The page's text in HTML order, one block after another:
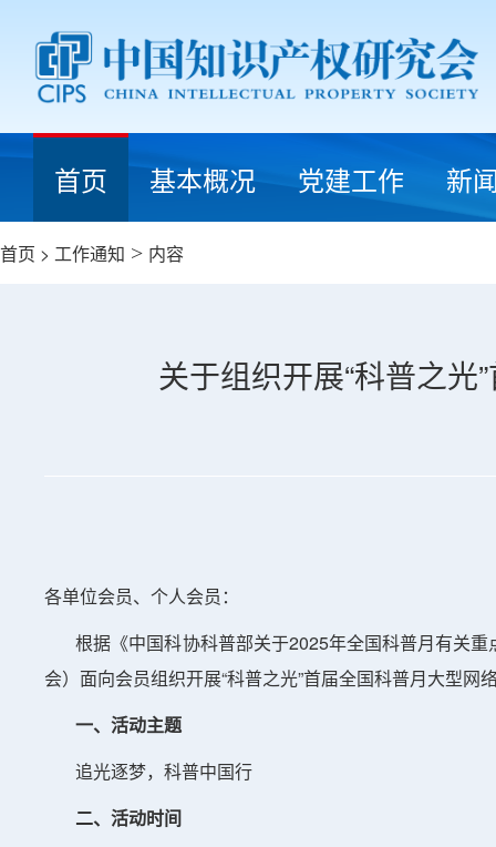
首页 基本概况 党建工作 新
首页 > 工作通知 > 内容
关于组织开展“科普之
各单位会员、个人会员：
根据《中国科协科普部关于2025年全国科普月有关重
会）面向会员组织开展“科普之光”首届全国科普月大型
一、活动主题
追光逐梦，科普中国行
二、活动时间